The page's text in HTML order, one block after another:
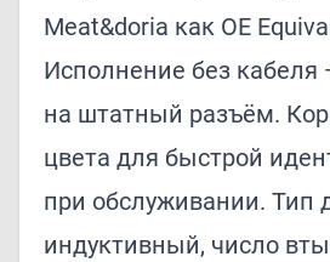
Meat&doria как OE
Исполнение без кабеля
на штатный разъём.
цвета для быстрой
при обслуживании. Тип
индуктивный, число